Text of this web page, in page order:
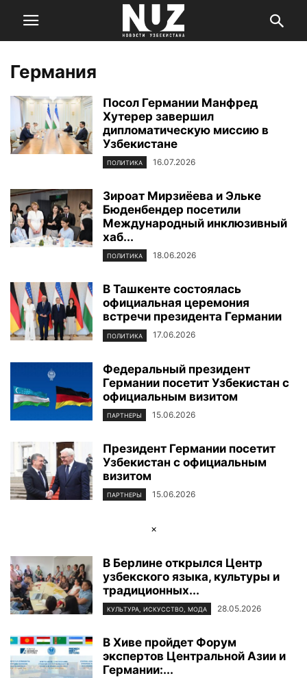
Германия
Посол Германии Манфред
Хутерер завершил
дипломатическую миссию в
Узбекистане
ПОЛИТИКА 16.07.2026
Зироат Мирзиёева и Эльке
Бюденбендер посетили
Международный инклюзивный
хаб...
ПОЛИТИКА 18.06.2026
В Ташкенте состоялась
официальная церемония
встречи президента Германии
ПОЛИТИКА 17.06.2026
Федеральный президент
Германии посетит Узбекистан с
официальным визитом
ПАРТНЕРЫ 15.06.2026
Президент Германии посетит
Узбекистан с официальным
визитом
ПАРТНЕРЫ 15.06.2026
×
В Берлине открылся Центр
узбекского языка, культуры и
традиционных...
КУЛЬТУРА, ИСКУССТВО, МОДА 28.05.2026
В Хиве пройдет Форум
экспертов Центральной Азии и
Германии:...